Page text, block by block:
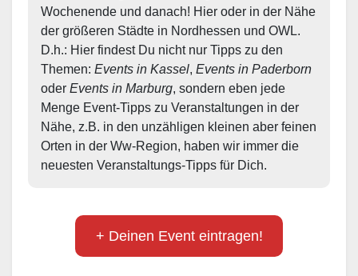
Wochenende und danach! Hier oder in der Nähe
der größeren Städte in Nordhessen und OWL.
D.h.: Hier findest Du nicht nur Tipps zu den
Themen: Events in Kassel, Events in Paderborn
oder Events in Marburg, sondern eben jede
Menge Event-Tipps zu Veranstaltungen in der
Nähe, z.B. in den unzähligen kleinen aber feinen
Orten in der Ww-Region, haben wir immer die
neuesten Veranstaltungs-Tipps für Dich.
+ Deinen Event eintragen!